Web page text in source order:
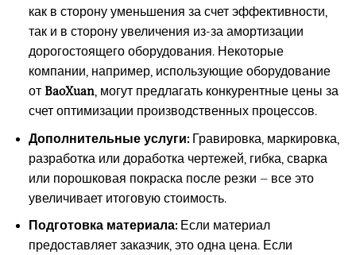
как в сторону уменьшения за счет эффективности,
так и в сторону увеличения из-за амортизации
дорогостоящего оборудования. Некоторые
компании, например, использующие оборудование
от BaoXuan, могут предлагать конкурентные цены за
счет оптимизации производственных процессов.
Дополнительные услуги:Гравировка, маркировка,
разработка или доработка чертежей, гибка, сварка
или порошковая покраска после резки – все это
увеличивает итоговую стоимость.
Подготовка материала:Если материал
предоставляет заказчик, это одна цена. Если